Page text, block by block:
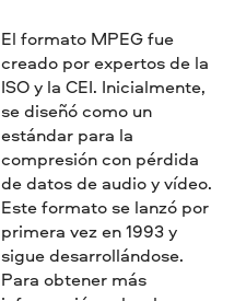
El formato MPEG fue
creado por expertos de la
ISO y la CEI. Inicialmente,
se diseñó como un
estándar para la
compresión con pérdida
de datos de audio y vídeo.
Este formato se lanzó por
primera vez en 1993 y
sigue desarrollándose.
Para obtener más